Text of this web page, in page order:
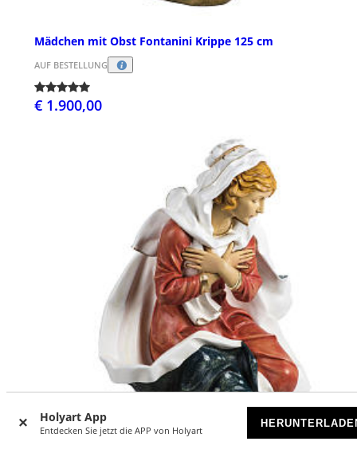
Holyart App
Entdecken Sie jetzt die APP von Holyart
Mädchen mit Obst Fontanini Krippe 125 cm
AUF BESTELLUNG
€ 1.900,00